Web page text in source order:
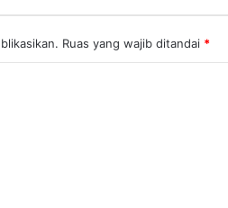
Ruas yang wajib ditandai *